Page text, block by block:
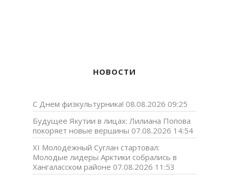
НОВОСТИ
С Днем физкультурника! 08.08.2026 09:25
Будущее Якутии в лицах: Лилиана Попова
покоряет новые вершины 07.08.2026 14:54
XI Молодёжный Суглан стартовал:
Молодые лидеры Арктики собрались в
Хангаласском районе 07.08.2026 11:53